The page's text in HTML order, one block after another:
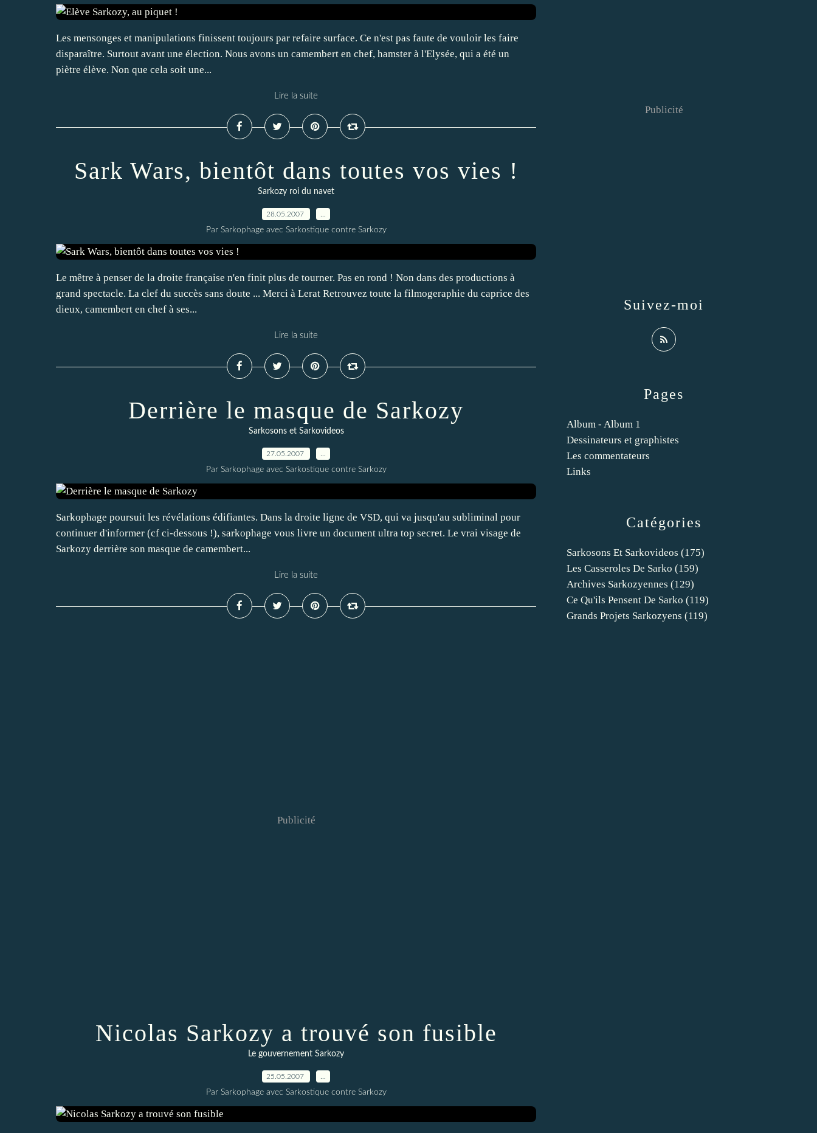
Les mensonges et manipulations finissent toujours par refaire surface. Ce n'est pas faute de vouloir les faire
disparaître. Surtout avant une élection. Nous avons un camembert en chef, hamster à l'Elysée, qui a été un
piètre élève. Non que cela soit une...
Lire la suite
Sark Wars, bientôt dans toutes vos vies !
Sarkozy roi du navet
28.05.2007
Par Sarkophage avec Sarkostique contre Sarkozy
Le mêtre à penser de la droite française n'en finit plus de tourner. Pas en rond ! Non dans des productions à
grand spectacle. La clef du succès sans doute ... Merci à Lerat Retrouvez toute la filmogeraphie du caprice des
dieux, camembert en chef à ses...
Lire la suite
Derrière le masque de Sarkozy
Sarkosons et Sarkovideos
27.05.2007
Par Sarkophage avec Sarkostique contre Sarkozy
Sarkophage poursuit les révélations édifiantes. Dans la droite ligne de VSD, qui va jusqu'au subliminal pour
continuer d'informer (cf ci-dessous !), sarkophage vous livre un document ultra top secret. Le vrai visage de
Sarkozy derrière son masque de camembert...
Lire la suite
Publicité
Nicolas Sarkozy a trouvé son fusible
Le gouvernement Sarkozy
25.05.2007
Par Sarkophage avec Sarkostique contre Sarkozy
Catégories
Sarkosons Et Sarkovideos (175)
Les Casseroles De Sarko (159)
Archives Sarkozyennes (129)
Ce Qu'ils Pensent De Sarko (119)
Grands Projets Sarkozyens (119)
Pages
Album - Album 1
Dessinateurs et graphistes
Les commentateurs
Links
Suivez-moi
Publicité